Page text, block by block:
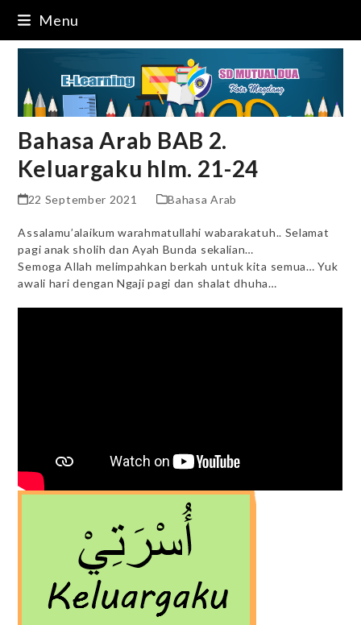
content
Menu
Bahasa Arab BAB 2.
Keluargaku hlm. 21-24
22 September 2021 Bahasa Arab
Assalamu’alaikum warahmatullahi wabarakatuh.. Selamat
pagi anak sholih dan Ayah Bunda sekalian…
Semoga Allah melimpahkan berkah untuk kita semua… Yuk
awali hari dengan Ngaji pagi dan shalat dhuha…